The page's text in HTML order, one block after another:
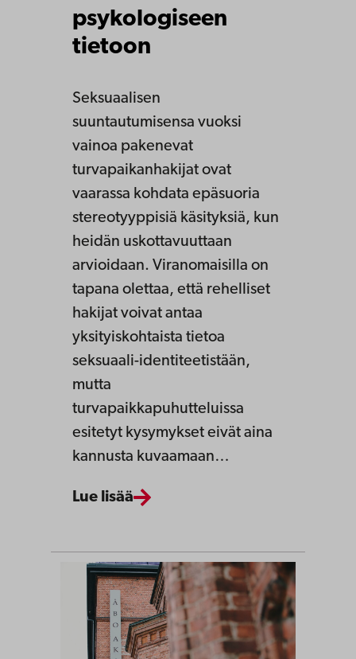
psykologiseen
tietoon
Seksuaalisen
suuntautumisensa vuoksi
vainoa pakenevat
turvapaikanhakijat ovat
vaarassa kohdata epäsuoria
stereotyyppisiä käsityksiä, kun
heidän uskottavuuttaan
arvioidaan. Viranomaisilla on
tapana olettaa, että rehelliset
hakijat voivat antaa
yksityiskohtaista tietoa
seksuaali-identiteetistään,
mutta
turvapaikkapuhutteluissa
esitetyt kysymykset eivät aina
kannusta kuvaamaan…
Lue lisää